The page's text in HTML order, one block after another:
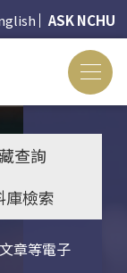
ASK NCHU
查詢
庫檢索
章等電子